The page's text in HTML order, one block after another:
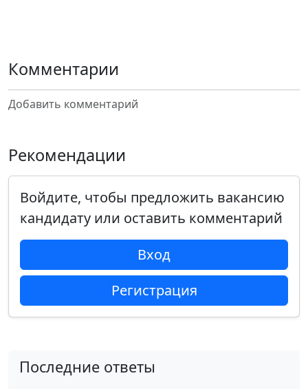
Комментарии
Добавить комментарий
Рекомендации
Войдите, чтобы предложить вакансию
кандидату или оставить комментарий
Вход
Регистрация
Последние ответы